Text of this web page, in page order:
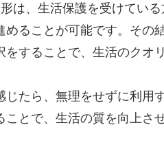
は、生活保護を受けてい
めることが可能です。そ
することで、生活のクオ
じたら、無理をせずに利
ことで、生活の質を向上